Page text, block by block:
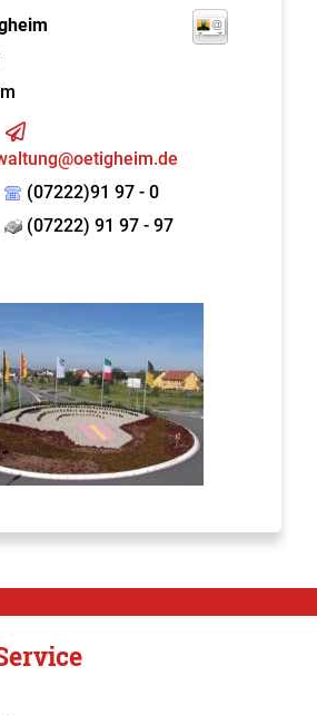
(07222)91 97 - 0
(07222) 91 97 - 97